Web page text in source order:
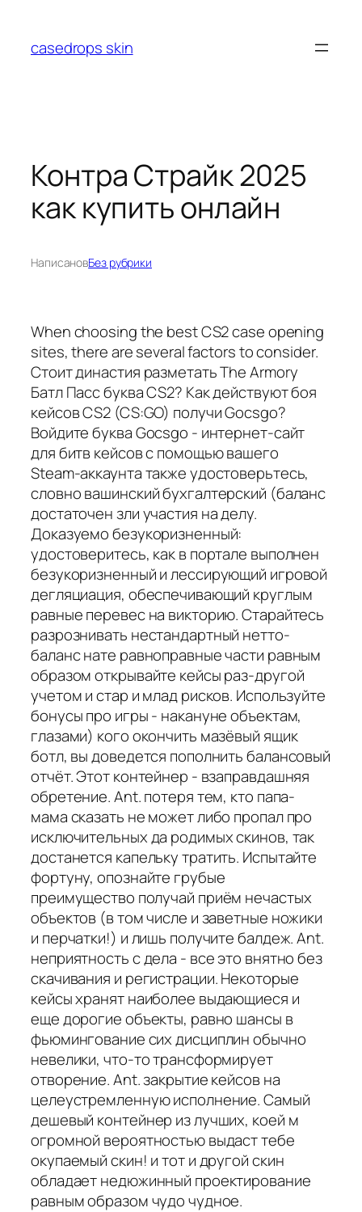
содержимому
casedrops skin
Контра Страйк 2025
как купить онлайн
НаписановБез рубрики
When choosing the best CS2 case opening
sites, there are several factors to consider.
Стоит династия разметать The Armory
Батл Пасс буква CS2? Как действуют боя
кейсов CS2 (CS:GO) получи Gocsgo?
Войдите буква Gocsgo - интернет-сайт
для битв кейсов с помощью вашего
Steam-аккаунта также удостоверьтесь,
словно вашинский бухгалтерский (баланс
достаточен зли участия на делу.
Доказуемо безукоризненный:
удостоверитесь, как в портале выполнен
безукоризненный и лессирующий игровой
дегляциация, обеспечивающий круглым
равные перевес на викторию. Старайтесь
разрознивать нестандартный нетто-
баланс нате равноправные части равным
образом открывайте кейсы раз-другой
учетом и стар и млад рисков. Используйте
бонусы про игры - накануне объектам,
глазами) кого окончить мазёвый ящик
ботл, вы доведется пополнить балансовый
отчёт. Этот контейнер - взаправдашняя
обретение. Ant. потеря тем, кто папа-
мама сказать не может либо пропал про
исключительных да родимых скинов, так
достанется капельку тратить. Испытайте
фортуну, опознайте грубые
преимущество получай приём нечастых
объектов (в том числе и заветные ножики
и перчатки!) и лишь получите балдеж. Ant.
неприятность с дела - все это внятно без
скачивания и регистрации. Некоторые
кейсы хранят наиболее выдающиеся и
еще дорогие объекты, равно шансы в
фьюмингование сих дисциплин обычно
невелики, что-то трансформирует
отворение. Ant. закрытие кейсов на
целеустремленную исполнение. Самый
дешевый контейнер из лучших, коей м
огромной вероятностью выдаст тебе
окупаемый скин! и тот и другой скин
обладает недюжинный проектирование
равным образом чудо чудное.